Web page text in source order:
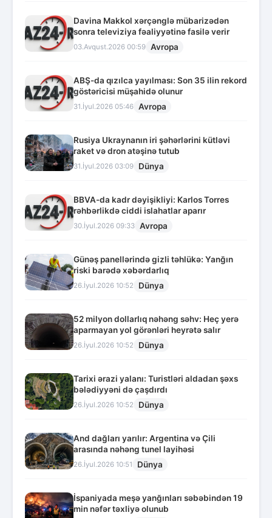
Davina Makkol xərçənglə mübarizədən
sonra televiziya fəaliyyətinə fasilə verir
03.Avqust.2026 00:59 Avropa
ABŞ-da qızılca yayılması: Son 35 ilin rekord
göstəricisi müşahidə olunur
31.İyul.2026 05:46 Avropa
Rusiya Ukraynanın iri şəhərlərini kütləvi
raket və dron atəşinə tutub
31.İyul.2026 03:09 Dünya
BBVA-da kadr dəyişikliyi: Karlos Torres
rəhbərlikdə ciddi islahatlar aparır
30.İyul.2026 09:33 Avropa
Günəş panellərində gizli təhlükə: Yanğın
riski barədə xəbərdarlıq
26.İyul.2026 10:52 Dünya
52 milyon dollarlıq nəhəng səhv: Heç yerə
aparmayan yol görənləri heyrətə salır
26.İyul.2026 10:52 Dünya
Tarixi ərazi yalanı: Turistləri aldadan şəxs
bələdiyyəni də çaşdırdı
26.İyul.2026 10:52 Dünya
And dağları yarılır: Argentina və Çili
arasında nəhəng tunel layihəsi
26.İyul.2026 10:51 Dünya
İspaniyada meşə yanğınları səbəbindən 19
min nəfər təxliyə olunub